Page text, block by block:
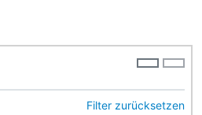
Filter zurücksetzen